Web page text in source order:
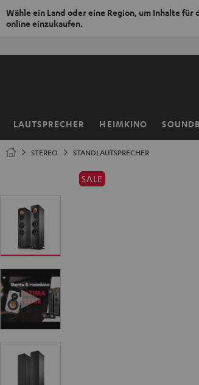
Wähle ein Land oder eine Region, um Inhalte für
online einzukaufen.
LAUTSPRECHER HEIMKINO
Startseite
STEREO STANDLAUTSPRECHER
SALE